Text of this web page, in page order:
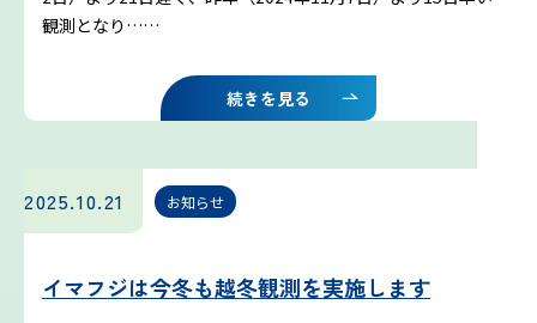
運営会社
観測となり……
続きを見る
2025.10.21 お知らせ
イマフジは今冬も越冬観測を実施します